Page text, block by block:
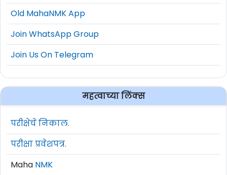
Old MahaNMK App
Join WhatsApp Group
Join Us On Telegram
महत्वाच्या लिंक्स
परीक्षेचे निकाल.
परीक्षा प्रवेशपत्र.
Maha NMK